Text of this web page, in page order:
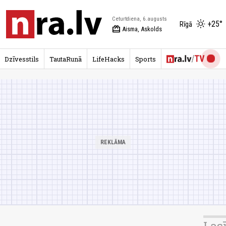
Ceturtdiena, 6.augusts
redeem Aisma, Askolds
Rīgā +25°
Dzīvesstils TautaRunā LifeHacks Sports